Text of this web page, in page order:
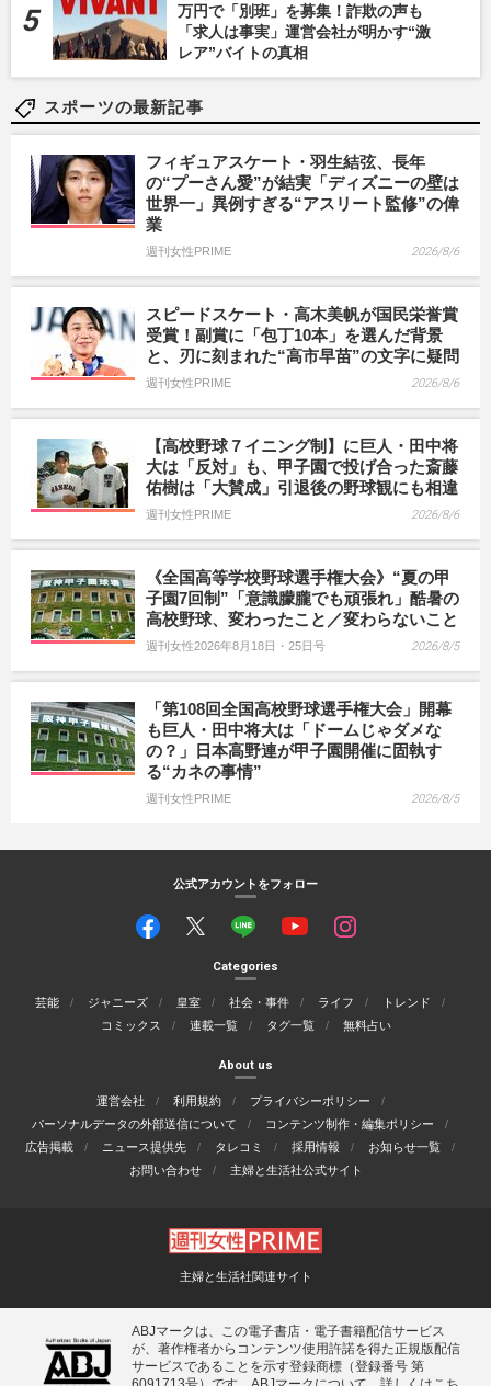
万円で「別班」を募集！詐欺の声も
「求人は事実」運営会社が明かす“激
レア”バイトの真相
スポーツの最新記事
フィギュアスケート・羽生結弦、長年
の“プーさん愛”が結実「ディズニーの壁は
世界一」異例すぎる“アスリート監修”の偉
業
週刊女性PRIME 2026/8/6
スピードスケート・高木美帆が国民栄誉賞
受賞！副賞に「包丁10本」を選んだ背景
と、刃に刻まれた“高市早苗”の文字に疑問
週刊女性PRIME 2026/8/6
【高校野球７イニング制】に巨人・田中将
大は「反対」も、甲子園で投げ合った斎藤
佑樹は「大賛成」引退後の野球観にも相違
週刊女性PRIME 2026/8/6
《全国高等学校野球選手権大会》“夏の甲
子園7回制”「意識朦朧でも頑張れ」酷暑の
高校野球、変わったこと／変わらないこと
週刊女性2026年8月18日・25日号 2026/8/5
「第108回全国高校野球選手権大会」開幕
も巨人・田中将大は「ドームじゃダメな
の？」日本高野連が甲子園開催に固執す
る“カネの事情”
週刊女性PRIME 2026/8/5
公式アカウントをフォロー
Categories
芸能 ジャニーズ 皇室 社会・事件 ライフ
トレンド
コミックス
連載一覧 タグ一覧 無料占い
About us
運営会社 利用規約
プライバシーポリシー
パーソナルデータの外部送信について
コンテンツ制作・編集ポリシー
広告掲載
ニュース提供先 タレコミ 採用情報
お知らせ一覧
お問い合わせ
主婦と生活社公式サイト
主婦と生活社関連サイト
ABJマークは、この電子書店・電子書籍配信サービス
が、著作権者からコンテンツ使用許諾を得た正規版配信
サービスであることを示す登録商標（登録番号 第